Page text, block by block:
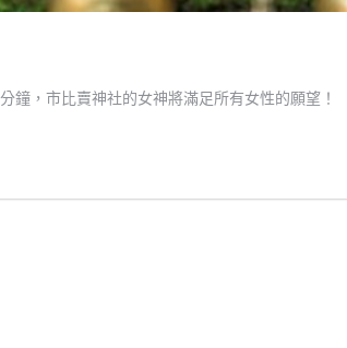
鐘，市比賣神社的女神將滿足所有女性的願望！